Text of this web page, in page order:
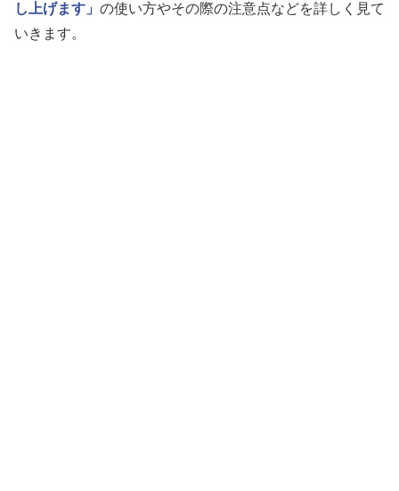
し上げます」 の使い方やその際の注意点などを詳しく見て
いきます。